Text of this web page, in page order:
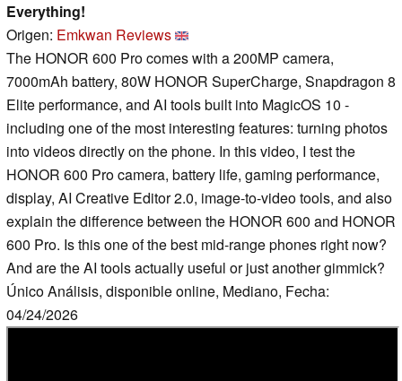
Everything!
Origen: Emkwan Reviews
The HONOR 600 Pro comes with a 200MP camera,
7000mAh battery, 80W HONOR SuperCharge, Snapdragon 8
Elite performance, and AI tools built into MagicOS 10 -
including one of the most interesting features: turning photos
into videos directly on the phone. In this video, I test the
HONOR 600 Pro camera, battery life, gaming performance,
display, AI Creative Editor 2.0, image-to-video tools, and also
explain the difference between the HONOR 600 and HONOR
600 Pro. Is this one of the best mid-range phones right now?
And are the AI tools actually useful or just another gimmick?
Único Análisis, disponible online, Mediano, Fecha:
04/24/2026